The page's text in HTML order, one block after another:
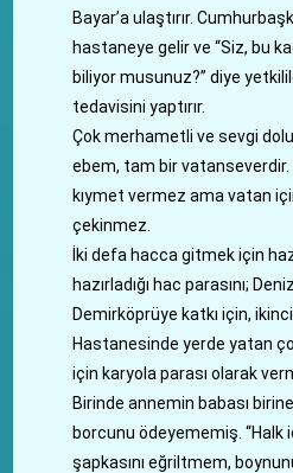
Bayar’a ulaştırır.
hastaneye gelir ve “Siz, bu
biliyor musunuz?” diye
tedavisini yaptırır.
Çok merhametli ve sevgi
ebem, tam bir vatanseverdir.
kıymet vermez ama vatan
çekinmez.
İki defa hacca gitmek için
hazırladığı hac parasını;
Demirköprüye katkı için,
Hastanesinde yerde yatan
için karyola parası olarak
Birinde annemin babası
borcunu ödeyememiş. “Halk
şapkasını eğriltmem,